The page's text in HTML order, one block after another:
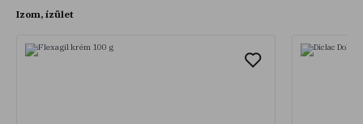
Izom, ízület